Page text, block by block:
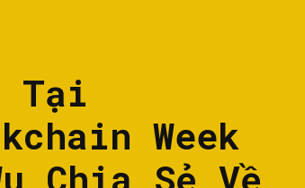
Tại
Week